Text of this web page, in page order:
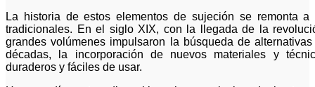
La historia de estos elementos de sujeción se remonta
tradicionales. En el siglo XIX, con la llegada de la
grandes volúmenes impulsaron la búsqueda de
décadas, la incorporación de nuevos materiales y
duraderos y fáciles de usar.